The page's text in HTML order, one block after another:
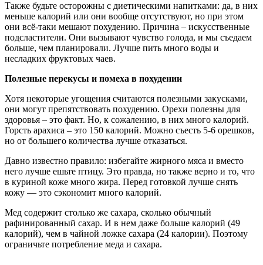
Также будьте осторожны с диетическими напитками: да, в них
меньше калорий или они вообще отсутствуют, но при этом
они всё-таки мешают похудению. Причина – искусственные
подсластители. Они вызывают чувство голода, и мы съедаем
больше, чем планировали. Лучше пить много воды и
несладких фруктовых чаев.
Полезные перекусы и помеха в похудении
Хотя некоторые угощения считаются полезными закусками,
они могут препятствовать похудению. Орехи полезны для
здоровья – это факт. Но, к сожалению, в них много калорий.
Горсть арахиса – это 150 калорий. Можно съесть 5-6 орешков,
но от большего количества лучше отказаться.
Давно известно правило: избегайте жирного мяса и вместо
него лучше ешьте птицу. Это правда, но также верно и то, что
в куриной коже много жира. Перед готовкой лучше снять
кожу — это сэкономит много калорий.
Мед содержит столько же сахара, сколько обычный
рафинированный сахар. И в нем даже больше калорий (49
калорий), чем в чайной ложке сахара (24 калории). Поэтому
ограничьте потребление меда и сахара.